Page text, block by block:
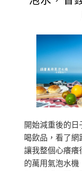
開始減重後的
喝飲品，看了網
讓我整個心癢癢
的萬用氣泡水機